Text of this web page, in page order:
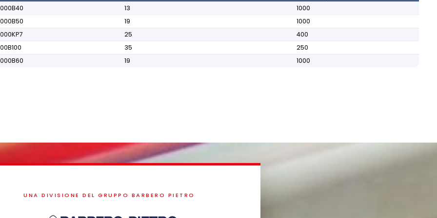
13
1000
19
1000
25
400
35
250
19 1000
UNA DIVISIONE DEL GRUPPO BARBERO PIETRO